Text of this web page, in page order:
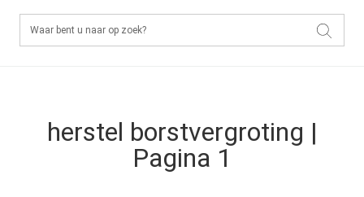
herstel borstvergroting |
Pagina 1